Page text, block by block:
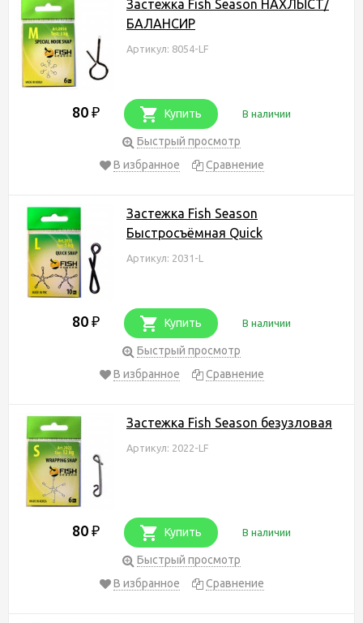
Застежка Fish Season НАХЛЫСТ/
БАЛАНСИР
Артикул: 8054-LF
80 ₽ Купить В наличии
Быстрый просмотр
В избранное
Сравнение
Застежка Fish Season
Быстросъёмная Quick
Артикул: 2031-L
80 ₽ Купить В наличии
Быстрый просмотр
В избранное
Сравнение
Застежка Fish Season безузловая
Артикул: 2022-LF
80 ₽ Купить В наличии
Быстрый просмотр
В избранное
Сравнение